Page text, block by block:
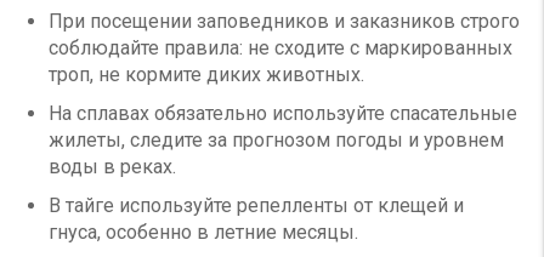
При посещении заповедников и заказников строго
соблюдайте правила: не сходите с маркированных
троп, не кормите диких животных.
На сплавах обязательно используйте спасательные
жилеты, следите за прогнозом погоды и уровнем
воды в реках.
В тайге используйте репелленты от клещей и
гнуса, особенно в летние месяцы.